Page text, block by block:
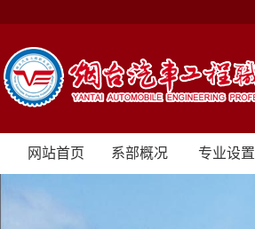
网站首页 系部概况 专业设置